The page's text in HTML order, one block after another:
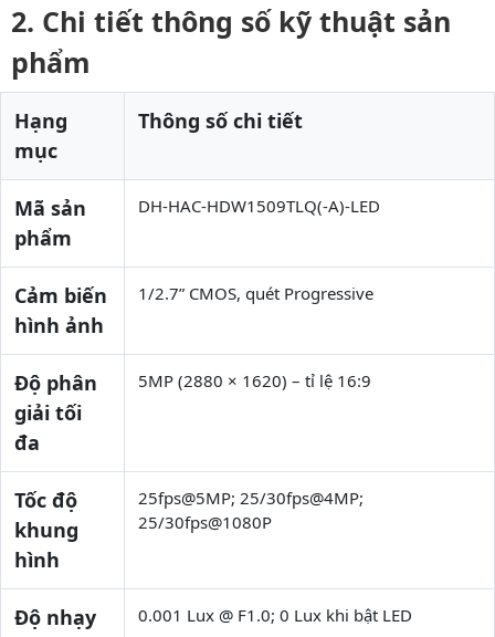
Chi tiết thông số kỹ thuật sản
phẩm
Hạng
mục
Thông số chi tiết
Mã sản
phẩm
DH-HAC-HDW1509TLQ(-A)-LED
Cảm biến
hình ảnh
1/2.7” CMOS, quét Progressive
Độ phân
giải tối
đa
5MP (2880 × 1620) – tỉ lệ 16:9
Tốc độ
khung
hình
25fps@5MP; 25/30fps@4MP;
25/30fps@1080P
Độ nhạy
0.001 Lux @ F1.0; 0 Lux khi bật LED